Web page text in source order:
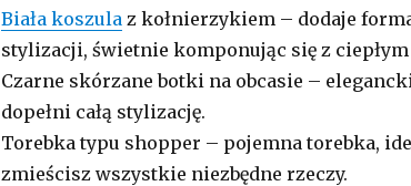
Biała koszulaz kołnierzykiem – dodaje
stylizacji, świetnie komponując się z
Czarne skórzane botki na obcasie –
dopełni całą stylizację.
Torebka typu shopper – pojemna torebka,
zmieścisz wszystkie niezbędne rzeczy.